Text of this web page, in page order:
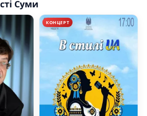
Суми
КОНЦЕРТ